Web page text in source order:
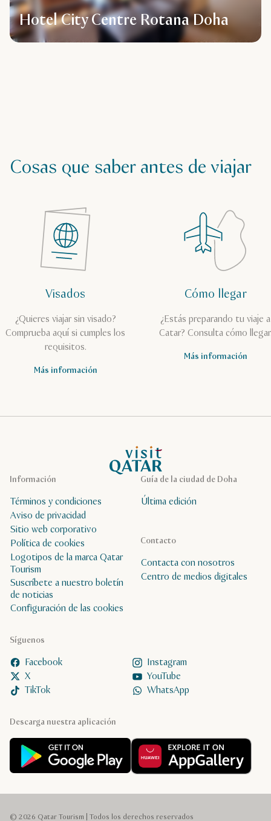
Hotel City Centre Rotana Doha
Cosas que saber antes de viajar
Visados
¿Quieres viajar sin visado?
Comprueba aquí si cumples los
requisitos.
Más información
Cómo llegar
¿Estás preparando tu viaje a
Catar? Consulta cómo
Más información
Página de inicio de Visit Qatar
Descarga nuestra aplicación
Guía de la ciudad de Doha
Última edición
Síguenos
Facebook
Instagram
X
YouTube
TikTok
WhatsApp
Contacto
Contacta con nosotros
Centro de medios digitales
Información
Términos y condiciones
Aviso de privacidad
Sitio web corporativo
Política de cookies
Logotipos de la marca Qatar
Tourism
Suscríbete a nuestro boletín
de noticias
Configuración de las cookies
© 2026 Qatar Tourism | Todos los derechos reservados